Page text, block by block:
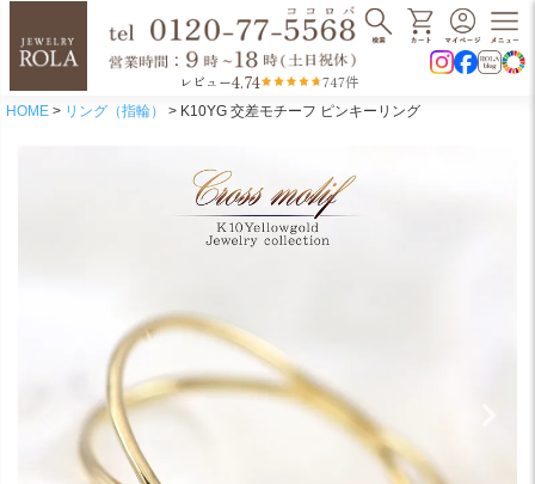
レビュー4.74 747件
HOME リング（指輪） K10YG 交差モチーフ ピンキーリング